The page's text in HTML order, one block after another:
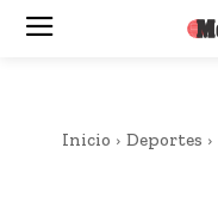
Inicio Deportes